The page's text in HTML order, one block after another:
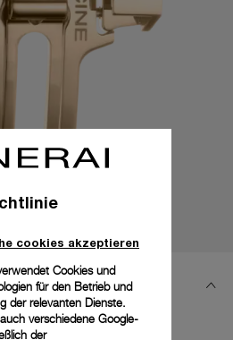
22 mm
cookies akzeptieren
Cookies und
für den Betrieb und
der relevanten Dienste.
verschiedene Google-
der